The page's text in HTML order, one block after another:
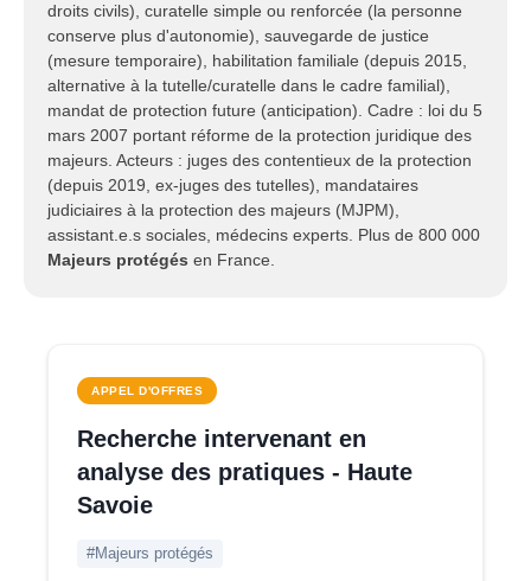
droits civils), curatelle simple ou renforcée (la personne
conserve plus d'autonomie), sauvegarde de justice
(mesure temporaire), habilitation familiale (depuis 2015,
alternative à la tutelle/curatelle dans le cadre familial),
mandat de protection future (anticipation). Cadre : loi du 5
mars 2007 portant réforme de la protection juridique des
majeurs. Acteurs : juges des contentieux de la protection
(depuis 2019, ex-juges des tutelles), mandataires
judiciaires à la protection des majeurs (MJPM),
assistant.e.s sociales, médecins experts. Plus de 800 000
Majeurs protégés en France.
APPEL D'OFFRES
Recherche intervenant en
analyse des pratiques - Haute
Savoie
#Majeurs protégés